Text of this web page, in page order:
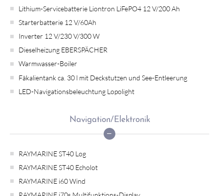
Lithium-Servicebatterie Liontron LiFePO4 12 V/200 Ah
Starterbatterie 12 V/60Ah
Inverter 12 V/230 V/300 W
Dieselheizung EBERSPÄCHER
Warmwasser-Boiler
Fäkalientank ca. 30 l mit Deckstutzen und See-Entleerung
LED-Navigationsbeleuchtung Lopolight
Navigation/Elektronik
RAYMARINE ST40 Log
RAYMARINE ST40 Echolot
RAYMARINE i60 Wind